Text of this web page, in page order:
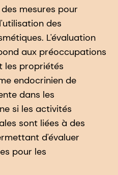
mesures pour
des
L'évaluation
aux préoccupations
les propriétés
endocrinien de
dans les
si les activités
sont liées à des
d'évaluer
pour les